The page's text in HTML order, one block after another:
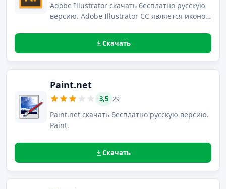
Adobe Illustrator скачать бесплатно русскую
версию. Adobe Illustrator CC является иконой
Скачать
Paint.net
3,5 29
Paint.net скачать бесплатно русскую версию.
Paint.
Скачать